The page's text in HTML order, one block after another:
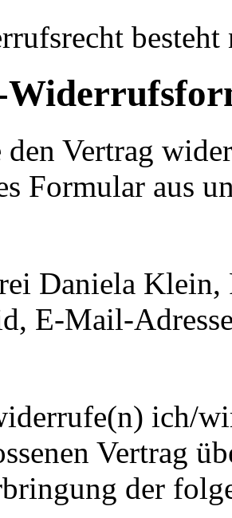
den Vertrag
Formular aus
Daniela
E-Mail-
ich/
Vertrag
der